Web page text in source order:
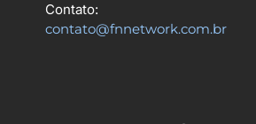
Contato:
contato@fnnetwork.com.br